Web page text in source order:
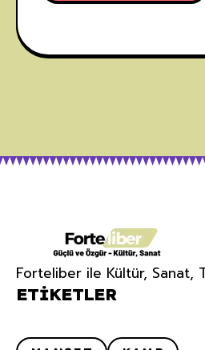
Forteliber ile Kültür, Sanat,
ETIKETLER